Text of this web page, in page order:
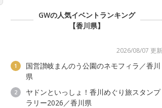
GWの人気イベントランキング
【香川県】
2026/08/07 更新
1
国営讃岐まんのう公園のネモフィラ／香川
県
2
ヤドンといっしょ！香川めぐり旅スタンプ
ラリー2026／香川県